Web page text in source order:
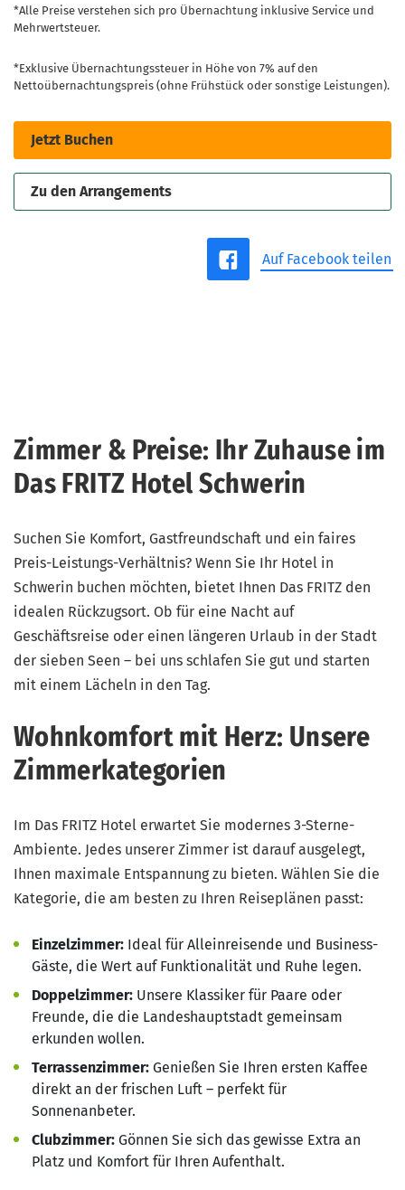
*Alle Preise verstehen sich pro Übernachtung inklusive Service und
Mehrwertsteuer.
*Exklusive Übernachtungssteuer in Höhe von 7% auf den
Nettoübernachtungspreis (ohne Frühstück oder sonstige Leistungen).
Jetzt Buchen
Zu den Arrangements
Auf Facebook teilen
Zimmer & Preise: Ihr Zuhause im
Das FRITZ Hotel Schwerin
Suchen Sie Komfort, Gastfreundschaft und ein faires
Preis-Leistungs-Verhältnis? Wenn Sie Ihr Hotel in
Schwerin buchen möchten, bietet Ihnen Das FRITZ den
idealen Rückzugsort. Ob für eine Nacht auf
Geschäftsreise oder einen längeren Urlaub in der Stadt
der sieben Seen – bei uns schlafen Sie gut und starten
mit einem Lächeln in den Tag.
Wohnkomfort mit Herz: Unsere
Zimmerkategorien
Im Das FRITZ Hotel erwartet Sie modernes 3-Sterne-
Ambiente. Jedes unserer Zimmer ist darauf ausgelegt,
Ihnen maximale Entspannung zu bieten. Wählen Sie die
Kategorie, die am besten zu Ihren Reiseplänen passt:
Einzelzimmer: Ideal für Alleinreisende und Business-
Gäste, die Wert auf Funktionalität und Ruhe legen.
Doppelzimmer: Unsere Klassiker für Paare oder
Freunde, die die Landeshauptstadt gemeinsam
erkunden wollen.
Terrassenzimmer: Genießen Sie Ihren ersten Kaffee
direkt an der frischen Luft – perfekt für
Sonnenanbeter.
Clubzimmer: Gönnen Sie sich das gewisse Extra an
Platz und Komfort für Ihren Aufenthalt.